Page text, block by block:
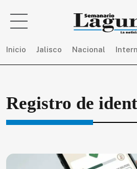
Inicio Jalisco Nacional
toda
la
actualidad
únete
Registro de